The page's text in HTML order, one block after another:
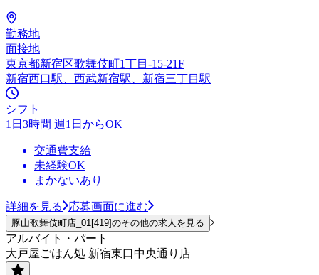
勤務地
面接地
東京都新宿区歌舞伎町1丁目-15-21F
新宿西口駅、西武新宿駅、新宿三丁目駅
シフト
1日3時間 週1日からOK
交通費支給
未経験OK
まかないあり
詳細を見る 応募画面に進む
豚山歌舞伎町店_01[419]のその他の求人を見る
アルバイト・パート
大戸屋ごはん処 新宿東口中央通り店